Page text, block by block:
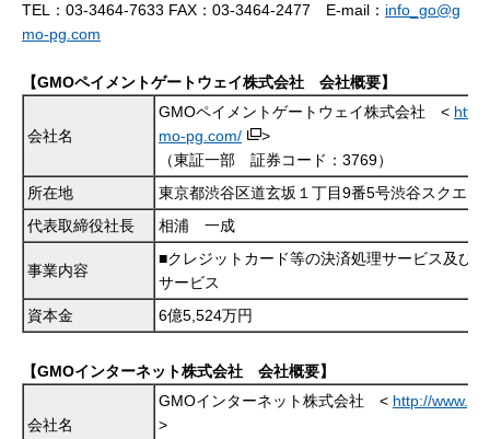
TEL：03-3464-7633 FAX：03-3464-2477 E-mail： info_go@g
mo-pg.com
【GMOペイメントゲートウェイ株式会社 会社概要】
会社名
GMOペイメントゲートウェイ株式会社 <
mo-pg.com/
>
（東証一部 証券コード：3769）
所在地
東京都渋谷区道玄坂１丁目9番5号渋谷スクエア
代表取締役社長
相浦 一成
事業内容
■クレジットカード等の決済処理サービス及び
サービス
資本金
6億5,524万円
【GMOインターネット株式会社 会社概要】
会社名
GMOインターネット株式会社 < http://
>